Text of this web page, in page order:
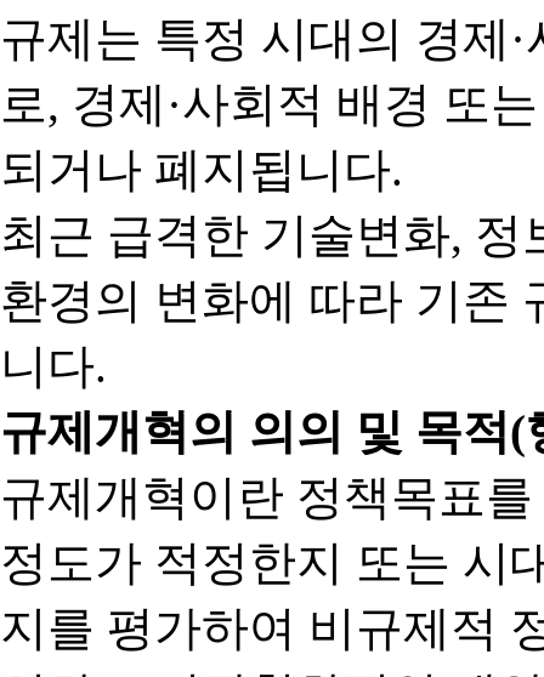
규제는 특정 시대의 경제
로, 경제·사회적 배경 또
되거나 폐지됩니다.
최근 급격한 기술변화,
환경의 변화에 따라 기존
니다.
규제개혁의 의의 및 목적
규제개혁이란 정책목표
정도가 적정한지 또는 시
지를 평가하여 비규제적